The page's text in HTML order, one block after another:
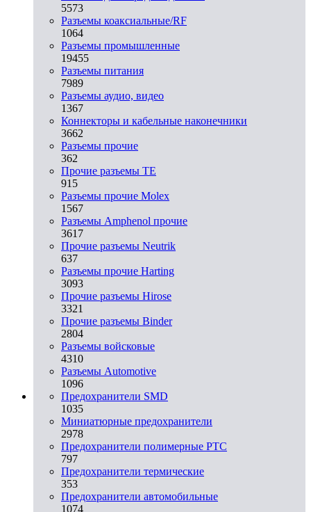
5573
Разъeмы коаксиальные/RF
1064
Разъeмы промышленные
19455
Разъeмы питания
7989
Разъeмы аудио, видео
1367
Коннекторы и кабельные наконечники
3662
Разъeмы прочие
362
Прочие разъемы TE
915
Разъемы прочие Molex
1567
Разъемы Amphenol прочие
3617
Прочие разъемы Neutrik
637
Разъемы прочие Harting
3093
Прочие разъемы Hirose
3321
Прочие разъемы Binder
2804
Разъемы войсковые
4310
Разъeмы Automotive
1096
Предохранители SMD
1035
Миниатюрные предохранители
2978
Предохранители полимерные PTC
797
Предохранители термические
353
Предохранители автомобильные
1074